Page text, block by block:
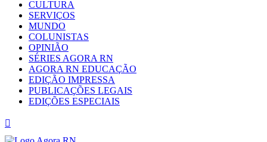
CULTURA
SERVIÇOS
MUNDO
COLUNISTAS
OPINIÃO
SÉRIES AGORA RN
AGORA RN EDUCAÇÃO
EDIÇÃO IMPRESSA
PUBLICAÇÕES LEGAIS
EDIÇÕES ESPECIAIS